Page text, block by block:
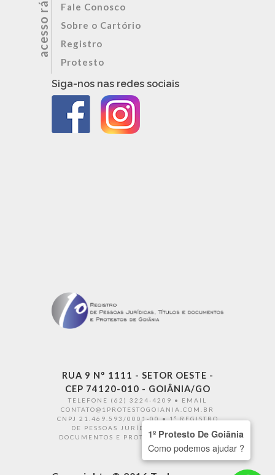
Fale Conosco
Sobre o Cartório
Registro
Protesto
Siga-nos nas redes sociais
RUA 9 N° 1111 - SETOR OESTE -
CEP 74120-010 - GOIÂNIA/GO
TELEFONE (62) 3224-4209 • EMAIL
CONTATO@1PROTESTOGOIANIA.COM.BR
CNPJ 21.469.593/0001-00 • 1º REGISTRO
DE PESSOAS JURÍDICAS TÍTULOS E
DOCUMENTOS E PROTESTOS DE GOIÂNIA
1º Protesto De Goiânia
Como podemos ajudar ?